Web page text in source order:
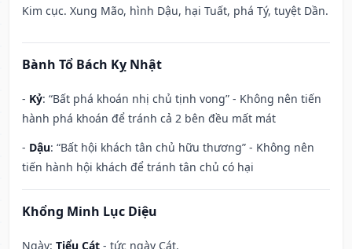
Kim cục. Xung Mão, hình Dậu, hại Tuất, phá Tý, tuyệt Dần.
Bành Tổ Bách Kỵ Nhật
- Kỷ: “Bất phá khoán nhị chủ tịnh vong” - Không nên tiến
hành phá khoán để tránh cả 2 bên đều mất mát
- Dậu: “Bất hội khách tân chủ hữu thương” - Không nên
tiến hành hội khách để tránh tân chủ có hại
Khổng Minh Lục Diệu
Ngày: Tiểu Cát - tức ngày Cát.